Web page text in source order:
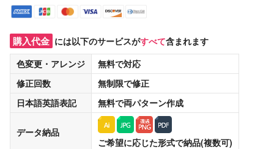
購入代金 には以下のサービスがすべて含まれます
色変更・アレンジ
無料で対応
修正回数
無制限で修正
日本語英語表記
無料で両パターン作成
データ納品
ご希望に応じた形式で納品(複数可)